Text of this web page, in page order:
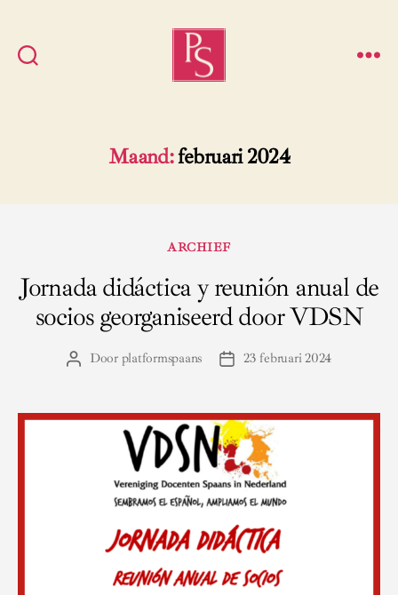
Maand:februari 2024
Categorieën
ARCHIEF
Jornada didáctica y reunión anual de
socios georganiseerd door VDSN
Berichtauteur
Door platformspaans Berichtdatum
23 februari 2024